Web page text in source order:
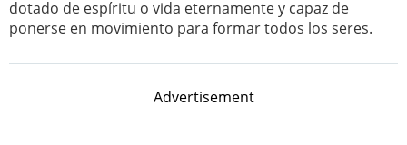
dotado de espíritu o vida eternamente y capaz de
ponerse en movimiento para formar todos los seres.
Advertisement